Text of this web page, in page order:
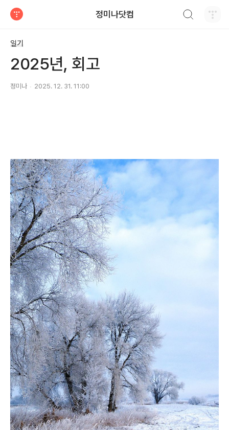
정미나닷컴
일기
2025년, 회고
정미나 2025. 12. 31. 11:00